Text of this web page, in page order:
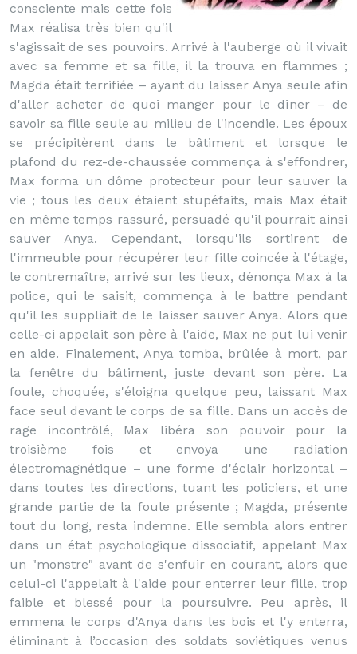
consciente mais cette fois
Max réalisa très bien qu'il
s'agissait de ses pouvoirs. Arrivé à l'auberge où il vivait
avec sa femme et sa fille, il la trouva en flammes ;
Magda était terrifiée – ayant du laisser Anya seule afin
d'aller acheter de quoi manger pour le dîner – de
savoir sa fille seule au milieu de l'incendie. Les époux
se précipitèrent dans le bâtiment et lorsque le
plafond du rez-de-chaussée commença à s'effondrer,
Max forma un dôme protecteur pour leur sauver la
vie ; tous les deux étaient stupéfaits, mais Max était
en même temps rassuré, persuadé qu'il pourrait ainsi
sauver Anya. Cependant, lorsqu'ils sortirent de
l'immeuble pour récupérer leur fille coincée à l'étage,
le contremaître, arrivé sur les lieux, dénonça Max à la
police, qui le saisit, commença à le battre pendant
qu'il les suppliait de le laisser sauver Anya. Alors que
celle-ci appelait son père à l'aide, Max ne put lui venir
en aide. Finalement, Anya tomba, brûlée à mort, par
la fenêtre du bâtiment, juste devant son père. La
foule, choquée, s'éloigna quelque peu, laissant Max
face seul devant le corps de sa fille. Dans un accès de
rage incontrôlé, Max libéra son pouvoir pour la
troisième fois et envoya une radiation
électromagnétique – une forme d'éclair horizontal –
dans toutes les directions, tuant les policiers, et une
grande partie de la foule présente ; Magda, présente
tout du long, resta indemne. Elle sembla alors entrer
dans un état psychologique dissociatif, appelant Max
un "monstre" avant de s'enfuir en courant, alors que
celui-ci l'appelait à l'aide pour enterrer leur fille, trop
faible et blessé pour la poursuivre. Peu après, il
emmena le corps d'Anya dans les bois et l'y enterra,
éliminant à l’occasion des soldats soviétiques venus